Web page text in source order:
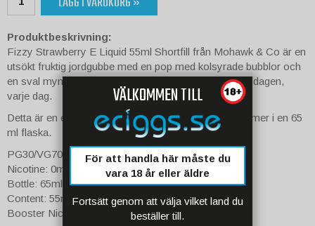
Produktbeskrivning:
Fizzy Strawberry E Liquid 55ml Shortfill från Mohawk & Co är en
utsökt fruktig jordgubbe med en pop med kolsyrade bubblor och
en sval mynta som gör att du älskar denna vape hela dagen,
varje dag.
Detta är en e-juice med ursprung i Malaysia och kommer i en 65
ml flaska.
PG30/VG70
Nicotine: 0mg
Bottle: 65ml
Content: 55ml
Booster Nicotine Space: 10ml
VÄLKOMMEN TILL
För att handla här måste du
vara 18 år eller äldre
Fortsätt genom att välja vilket land du
beställer till.